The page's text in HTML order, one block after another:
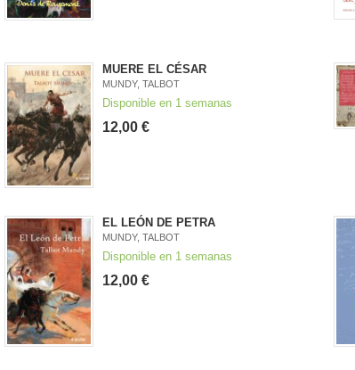
MUERE EL CÉSAR
MUNDY, TALBOT
Disponible en 1 semanas
12,00 €
EL LEÓN DE PETRA
MUNDY, TALBOT
Disponible en 1 semanas
12,00 €